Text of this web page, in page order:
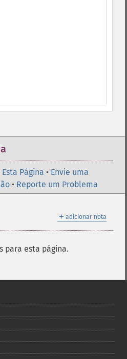
Página • Envie uma
• Reporte um Problema
＋ adicionar nota
para esta página.